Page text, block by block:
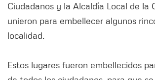
Ciudadanos y la Alcaldía Local de la
unieron para embellecer algunos
localidad.
Estos lugares fueron embellecidos